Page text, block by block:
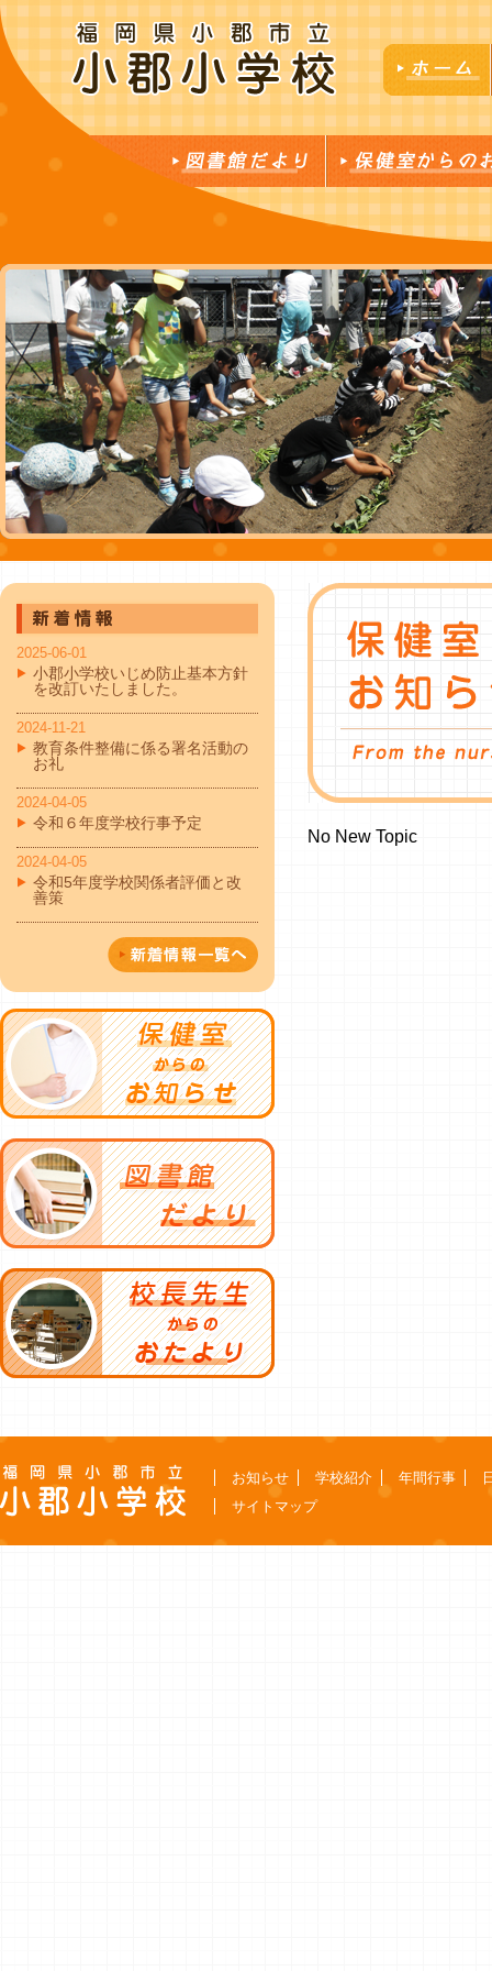
No New Topic
2025-06-01
小郡小学校いじめ防止基本方針
を改訂いたしました。
2024-11-21
教育条件整備に係る署名活動の
お礼
2024-04-05
令和６年度学校行事予定
2024-04-05
令和5年度学校関係者評価と改
善策
お知らせ 学校紹介 年間行事
サイトマップ